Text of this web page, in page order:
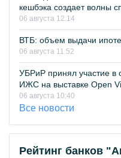
кешбэка создает волны
06 августа 12:14
ВТБ: объем выдачи
06 августа 11:52
УБРиР принял участие в
ИЖС на выставке Open
06 августа 10:40
Все новости
Рейтинг банков